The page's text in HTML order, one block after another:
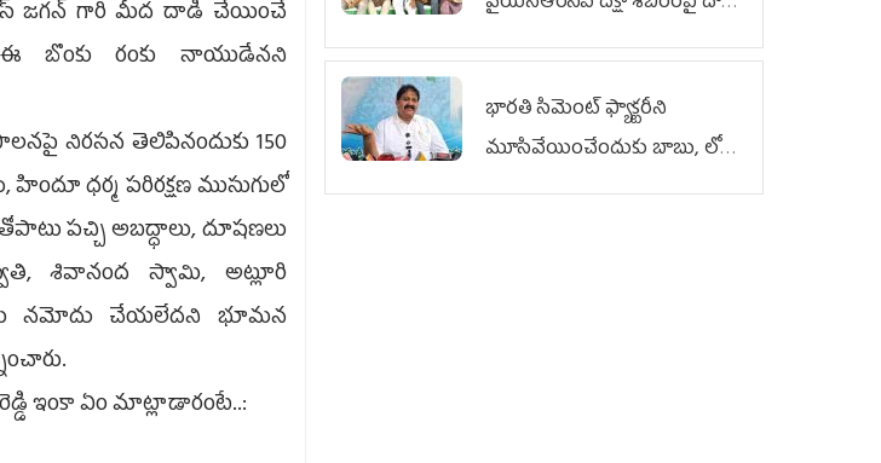
జగన్‌ గారి మీద దాడి చేయించే
ఈ బొంకు రంకు నాయుడేనని
నిరసన తెలిపినందుకు 150
ధర్మ పరిరక్షణ ముసుగులో
పచ్చి అబద్ధాలు, దూషణలు
శివానంద స్వామి, అట్లూరి
నమోదు చేయలేదని భూమన
ఇంకా ఏం మాట్లాడారంటే..:
దుర్మార్గం
భారతి సిమెంట్ ఫ్యాక్టరీని
మూసివేయించేందుకు బాబు, లోకేశ్
కుట్ర